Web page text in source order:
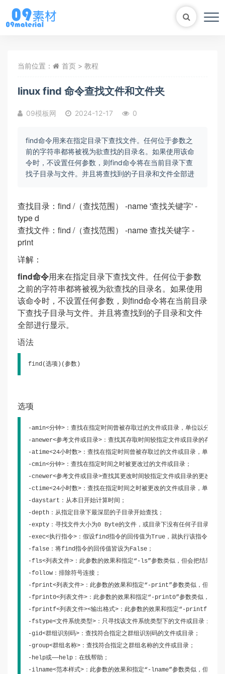
大理石 植物 知识库 自适应网站模版
马术 轮播图
当前位置： 首页 > 教程
linux find 命令查找文件和文件夹
09模板网 2024-12-17 0
find命令用来在指定目录下查找文件。任何位于参数之
前的字符串都将被视为欲查找的目录名。如果使用该命
令时，不设置任何参数，则find命令将在当前目录下查
找子目录与文件。并且将查找到的子目录和文件全部进
查找目录：find /（查找范围） -name '查找关键字' -
type d
查找文件：find /（查找范围） -name 查找关键字 -
print
详解：
find命令用来在指定目录下查找文件。任何位于参数
之前的字符串都将被视为欲查找的目录名。如果使用
该命令时，不设置任何参数，则find命令将在当前目录
下查找子目录与文件。并且将查找到的子目录和文件
全部进行显示。
语法
find(选项)(参数)
选项
-amin<分钟>：查找在指定时间曾被存取过的文件或目录，单位以分钟计
-anewer<参考文件或目录>：查找其存取时间较指定文件或目录的存取时
-atime<24小时数>：查找在指定时间曾被存取过的文件或目录，单位以
-cmin<分钟>：查找在指定时间之时被更改过的文件或目录；
-cnewer<参考文件或目录>查找其更改时间较指定文件或目录的更改时间
-ctime<24小时数>：查找在指定时间之时被更改的文件或目录，单位以
-daystart：从本日开始计算时间；
-depth：从指定目录下最深层的子目录开始查找；
-expty：寻找文件大小为0 Byte的文件，或目录下没有任何子目录或文
-exec<执行指令>：假设find指令的回传值为True，就执行该指令；
-false：将find指令的回传值皆设为False；
-fls<列表文件>：此参数的效果和指定“-ls”参数类似，但会把结果保存
-follow：排除符号连接；
-fprint<列表文件>：此参数的效果和指定“-print”参数类似，但会把结
-fprint0<列表文件>：此参数的效果和指定“-print0”参数类似，但会
-fprintf<列表文件><输出格式>：此参数的效果和指定“-printf”参数类
-fstype<文件系统类型>：只寻找该文件系统类型下的文件或目录；
-gid<群组识别码>：查找符合指定之群组识别码的文件或目录；
-group<群组名称>：查找符合指定之群组名称的文件或目录；
-help或——help：在线帮助；
-ilname<范本样式>：此参数的效果和指定“-lname”参数类似，但忽略